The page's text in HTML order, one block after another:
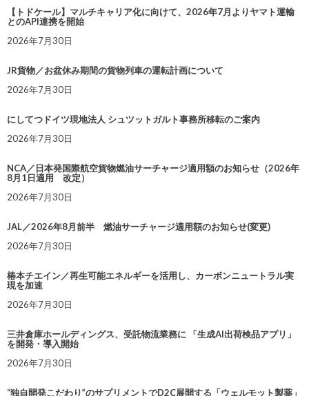
【トドケール】マルチキャリア化に向けて、2026年7月よりヤマト運輸
とのAPI連携を開始
2026年7月30日
JR貨物／お盆休み期間の貨物列車の運転計画について
2026年7月30日
にしてつドイツ現地法人 シュツットガルト事務所移転のご案内
2026年7月30日
NCA／日本発国際航空貨物燃油サーチャージ適用額のお知らせ（2026年
8月1日適用 改定）
2026年7月30日
JAL／2026年8月前半 燃油サーチャージ適用額のお知らせ(変更)
2026年7月30日
椿本チエイン／再生可能エネルギーを活用し、カーボンニュートラル実
現を加速
2026年7月30日
三井倉庫ホールディングス、受託物流業務に 「生成AI出荷検品アプリ」
を開発・導入開始
2026年7月30日
“独自開発こだわり”のサプリメントでD2C展開する「ウェルモット製薬」